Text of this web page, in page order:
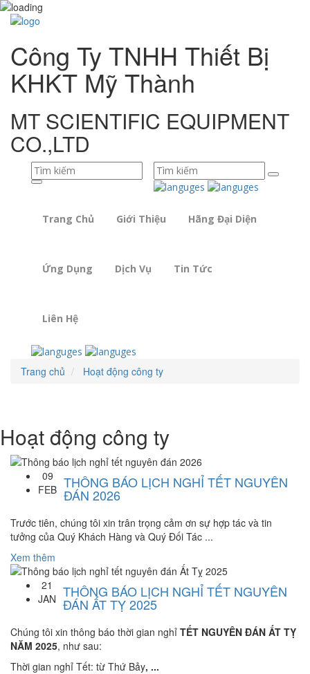
Công Ty TNHH Thiết Bị
KHKT Mỹ Thành
MT SCIENTIFIC EQUIPMENT
CO.,LTD
Trang Chủ Giới Thiệu Hãng Đại Diện
Ứng Dụng Dịch Vụ Tin Tức
Liên Hệ
Trang chủ Hoạt động công ty
Hoạt động công ty
09
FEB THÔNG BÁO LỊCH NGHỈ TẾT NGUYÊN
ĐÁN 2026
Trước tiên, chúng tôi xin trân trọng cảm ơn sự hợp tác và tin
tưởng của Quý Khách Hàng và Quý Đối Tác ...
Xem thêm
21
JAN THÔNG BÁO LỊCH NGHỈ TẾT NGUYÊN
ĐÁN ẤT TỴ 2025
Chúng tôi xin thông báo thời gian nghỉ TẾT NGUYÊN ĐÁN ẤT TỴ
NĂM 2025, như sau:
Thời gian nghỉ Tết: từ Thứ Bảy, ...